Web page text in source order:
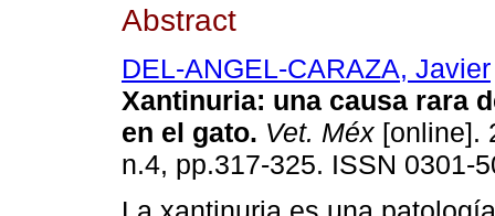
Abstract
DEL-ANGEL-CARAZA, Javier
Xantinuria: una causa rara
en el gato. Vet. Méx [online].
n.4, pp.317-325. ISSN 0301-